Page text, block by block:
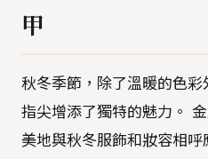
甲
秋冬季節，除了溫暖的色
指尖增添了獨特的魅力。
美地與秋冬服飾和妝容相